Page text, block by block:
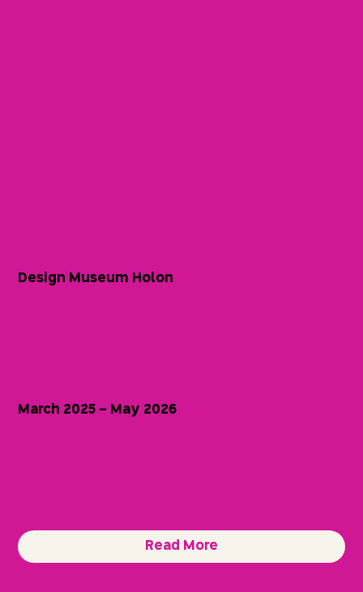
Design Museum Holon
March 2025 - May 2026
Read More